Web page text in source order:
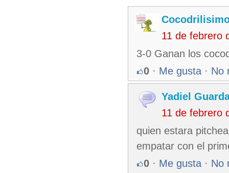
11 de febrero
3-0 Ganan los
0 · Me gusta · No
Yadiel
11 de febrero
quien estara
empatar con el
0 · Me gusta · No